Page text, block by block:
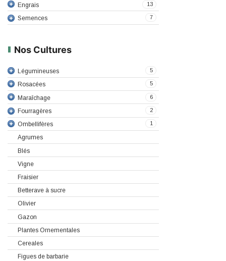
13
Engrais
7
Semences
Nos Cultures
5
Légumineuses
5
Rosacées
6
Maraîchage
2
Fourragères
1
Ombellifères
Agrumes
Blés
Vigne
Fraisier
Betterave à sucre
Olivier
Gazon
Plantes Ornementales
Cereales
Figues de barbarie